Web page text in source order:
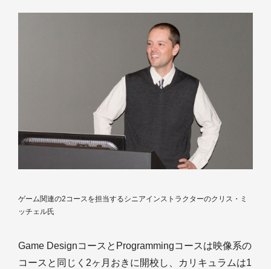
ゲーム関連の2コースを担当するシニアインストラクターのクリス・ミ
ッチェル氏
Game DesignコースとProgrammingコースは映像系の
コースと同じく2ヶ月おきに開校し、カリキュラムは1